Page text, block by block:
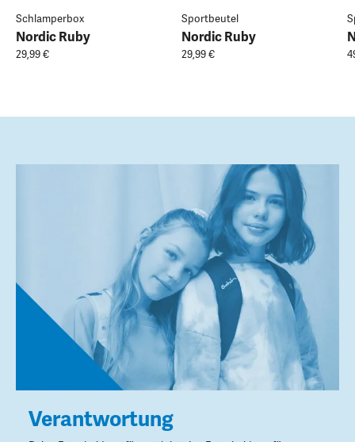
Schlamperbox
Nordic Ruby
29,99 €
Sportbeutel
Nordic Ruby
29,99 €
Verantwortung